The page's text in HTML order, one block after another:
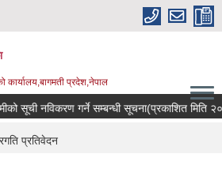
कार्यालय,बागमती प्रदेश,नेपाल
सूची नविकरण गर्ने सम्बन्धी सूचना(प्रकाशित मिति
प्रतिवेदन